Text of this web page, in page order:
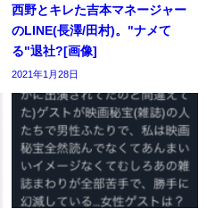
西野とキレた吉本マネージャー
のLINE(長澤/田村)。"ナメて
る"退社?[画像]
2021年1月28日